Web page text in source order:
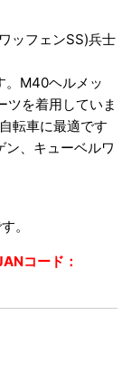
ッフェンSS)兵士
。M40ヘルメッ
ツを着用していま
転車に最適です
ン、キューベルワ
。
コード：